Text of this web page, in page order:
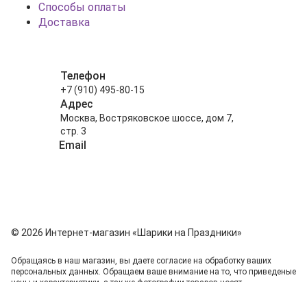
Способы оплаты
Доставка
Телефон
+7 (910) 495-80-15
Адрес
Москва, Востряковское шоссе, дом 7,
стр. 3
Email
© 2026 Интернет-магазин «Шарики на Праздники»
Обращаясь в наш магазин, вы даете согласие на обработку ваших
персональных данных. Oбращаем вaше внимaние нa то, что пpиведеные